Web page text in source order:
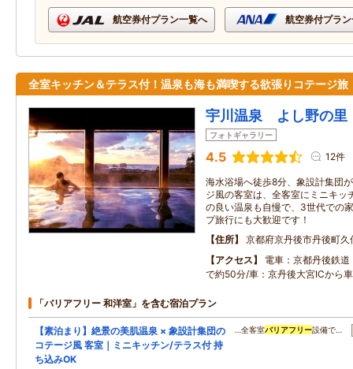
航空券付プラン一覧へ 航空券付プラ
全室キッチン＆テラス付！温泉も海も満喫する欲張りコテージ旅
宇川温泉 よし野の里
フォトギャラリー
4.5 12件
海水浴場へ徒歩8分、象設計集団
ジ風の客室は、全客室にミニキッ
の良い温泉も自慢で、3世代での
プ旅行にも大歓迎です！
住所
京都府京丹後市丹後町久
アクセス
電車：京都丹後鉄
で約50分/車：京丹後大宮ICから
「バリアフリー 和洋室」を含む宿泊プラン
【素泊まり】絶景の美肌温泉 × 象設計集団の
コテージ風 客室｜ミニキッチン/テラス付 持
ち込みOK
…全客室バリアフリー設備で…